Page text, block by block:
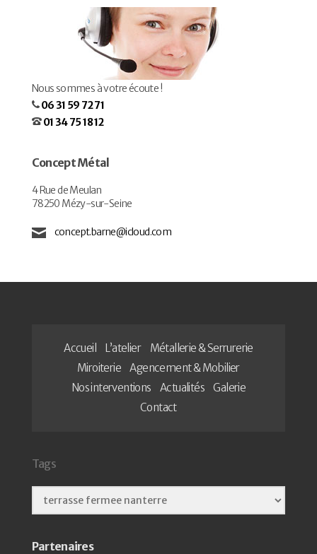
Nous sommes à votre écoute !
06 31 59 72 71
01 34 75 18 12
Concept Métal
4 Rue de Meulan
78250 Mézy-sur-Seine
concept.barne@icloud.com
Accueil L’atelier
Métallerie & Serrurerie
Miroiterie
Agencement & Mobilier
Nos interventions
Actualités
Galerie
Contact
Tags
Partenaires